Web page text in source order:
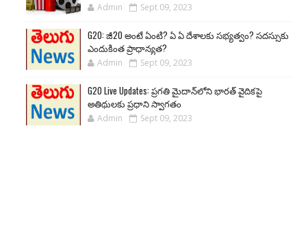
Admin Sept 09, 2023
G20: జీ20 అంటే ఏంటి? ఏ ఏ దేశాలకు సభ్యత్వం? సదస్సుకు
ఎందుకింత ప్రాధాన్యత?
Admin Sept 09, 2023
G20 Live Updates: ప్రగతి మైదాన్‌లోని భారత్ వైదికపై
అతిథులకు ప్రధాని స్వాగతం
Admin Sept 09, 2023